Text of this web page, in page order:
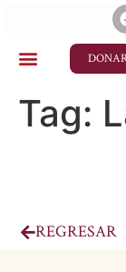
Tag:
REGRESAR